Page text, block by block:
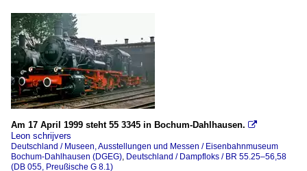
Am 17 April 1999 steht 55 3345 in Bochum-Dahlhausen. 
Leon schrijvers
Deutschland / Museen, Ausstellungen und Messen / Eisenbahnmuseum
Bochum-Dahlhausen (DGEG) Deutschland / Dampfloks / BR 55.25–56,58
(DB 055, Preußische G 8.1)